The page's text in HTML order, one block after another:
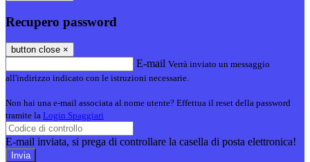
Recupero password
button close ×
E-mail Verrà inviato un messaggio
all'indirizzo indicato con le istruzioni necessarie.
Non hai una e-mail associata al nome utente? Effettua il reset della password
tramite la Login Spaggiari
E-mail inviata, si prega di controllare la casella di posta elettronica!